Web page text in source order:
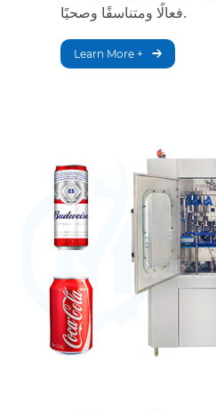
فعالًا ومتناسقًا وصحيًا.
Learn More +